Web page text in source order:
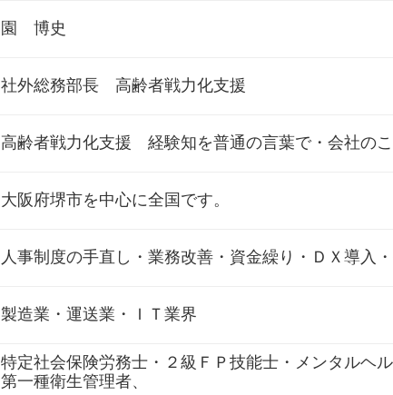
園 博史
社外総務部長 高齢者戦力化支援
高齢者戦力化支援 経験知を普通の言葉で・会社の
大阪府堺市を中心に全国です。
人事制度の手直し・業務改善・資金繰り・ＤＸ導入
製造業・運送業・ＩＴ業界
特定社会保険労務士・２級ＦＰ技能士・メンタルヘ
第一種衛生管理者、